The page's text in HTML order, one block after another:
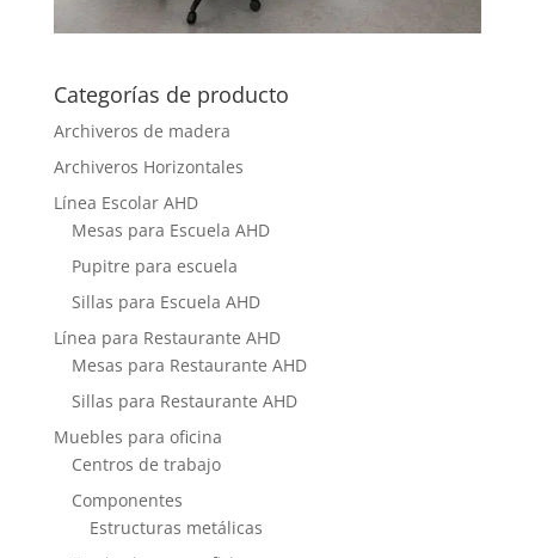
Categorías de producto
Archiveros de madera
Archiveros Horizontales
Línea Escolar AHD
Mesas para Escuela AHD
Pupitre para escuela
Sillas para Escuela AHD
Línea para Restaurante AHD
Mesas para Restaurante AHD
Sillas para Restaurante AHD
Muebles para oficina
Centros de trabajo
Componentes
Estructuras metálicas